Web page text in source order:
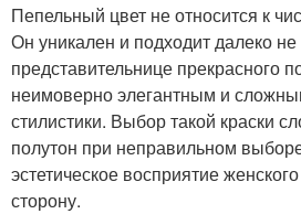
Пепельный цвет не относится к
Он уникален и подходит далеко
представительнице прекрасного
неимоверно элегантным и
стилистики. Выбор такой краски
полутон при неправильном
эстетическое восприятие
сторону.